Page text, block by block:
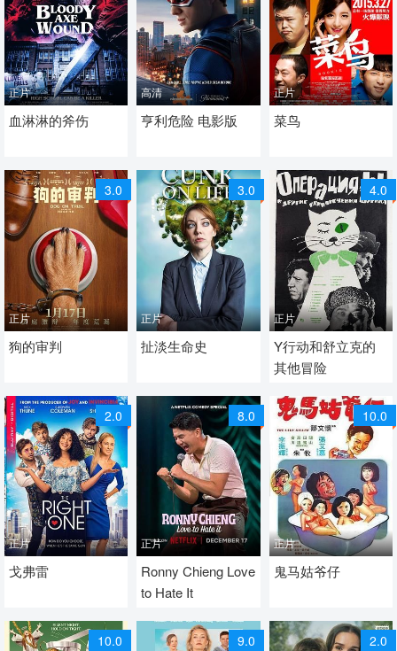
正片
2024 / 美国 /
血淋淋的斧伤
高清
2025 / 美国 / 英语
剧片
亨利危险 电影版
正片
2015 / 中国大陆 / 汉语
喜剧 爱情 喜剧片
菜鸟
3.0
正片
2024 / 瑞士 / 法国 / 法语
狗的审判
3.0
正片
2024 / 英国 / 英语
扯淡生命史
4.0
正片
1965 / 苏联 / 俄语
喜剧 喜剧片
Y行动和舒立克的
其他冒险
2.0
正片
2021 / 加拿大 / 美国 / 英
喜剧 喜剧片
戈弗雷
8.0
正片
2024 / 美国 /
喜剧 喜剧片
Ronny Chieng Love
to Hate It
10.0
正片
1977 / 中国香港 / 粤语
鬼马姑爷仔
10.0 9.0 2.0